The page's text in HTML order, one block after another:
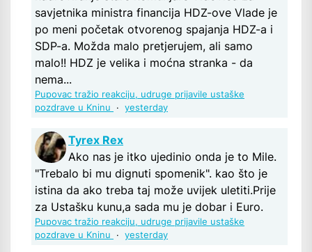
savjetnika ministra financija HDZ-ove Vlade je
po meni početak otvorenog spajanja HDZ-a i
SDP-a. Možda malo pretjerujem, ali samo
malo!! HDZ je velika i moćna stranka - da
nema...
Pupovac tražio reakciju, udruge prijavile ustaške
pozdrave u Kninu
· yesterday
Tyrex Rex
Ako nas je itko ujedinio onda je to Mile.
"Trebalo bi mu dignuti spomenik". kao što je
istina da ako treba taj može uvijek uletiti.Prije
za Ustašku kunu,a sada mu je dobar i Euro.
Pupovac tražio reakciju, udruge prijavile ustaške
pozdrave u Kninu
· yesterday